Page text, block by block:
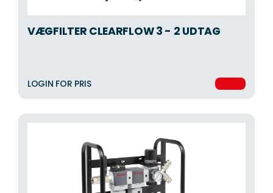
VÆGFILTER CLEARFLOW 3 - 2 UDTAG
LOGIN FOR PRIS